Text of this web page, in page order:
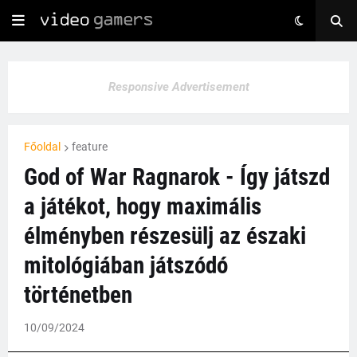
Responsive Advertisement
Főoldal feature
God of War Ragnarok - Így játszd
a játékot, hogy maximális
élményben részesülj az északi
mitológiában játszódó
történetben
10/09/2024